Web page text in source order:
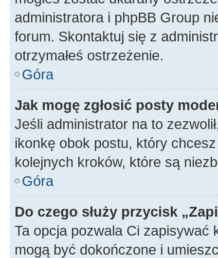
administratora i phpBB Group
forum. Skontaktuj się z
otrzymałeś ostrzeżenie.
Góra
Jak mogę zgłosić posty
Jeśli administrator na to
ikonkę obok postu, który
kolejnych kroków, które są
Góra
Do czego służy przycisk
Ta opcja pozwala Ci zapisywać
mogą być dokończone i